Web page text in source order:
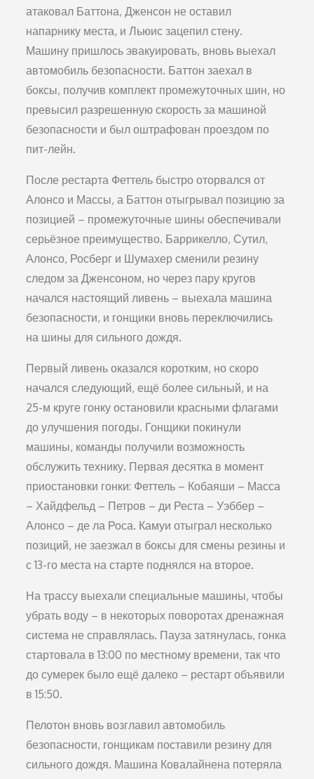
атаковал Баттона, Дженсон не оставил
напарнику места, и Льюис зацепил стену.
Машину пришлось эвакуировать, вновь выехал
автомобиль безопасности. Баттон заехал в
боксы, получив комплект промежуточных шин, но
превысил разрешенную скорость за машиной
безопасности и был оштрафован проездом по
пит-лейн.
После рестарта Феттель быстро оторвался от
Алонсо и Массы, а Баттон отыгрывал позицию за
позицией – промежуточные шины обеспечивали
серьёзное преимущество. Баррикелло, Сутил,
Алонсо, Росберг и Шумахер сменили резину
следом за Дженсоном, но через пару кругов
начался настоящий ливень – выехала машина
безопасности, и гонщики вновь переключились
на шины для сильного дождя.
Первый ливень оказался коротким, но скоро
начался следующий, ещё более сильный, и на
25-м круге гонку остановили красными флагами
до улучшения погоды. Гонщики покинули
машины, команды получили возможность
обслужить технику. Первая десятка в момент
приостановки гонки: Феттель – Кобаяши – Масса
– Хайдфельд – Петров – ди Реста – Уэббер –
Алонсо – де ла Роса. Камуи отыграл несколько
позиций, не заезжал в боксы для смены резины и
с 13-го места на старте поднялся на второе.
На трассу выехали специальные машины, чтобы
убрать воду – в некоторых поворотах дренажная
система не справлялась. Пауза затянулась, гонка
стартовала в 13:00 по местному времени, так что
до сумерек было ещё далеко – рестарт объявили
в 15:50.
Пелотон вновь возглавил автомобиль
безопасности, гонщикам поставили резину для
сильного дождя. Машина Ковалайнена потеряла